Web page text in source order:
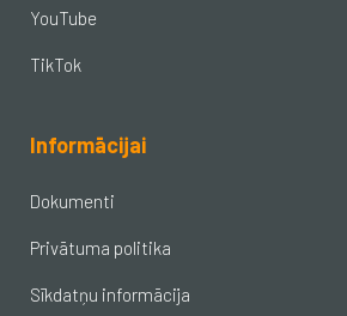
YouTube
TikTok
Informācijai
Dokumenti
Privātuma politika
Sīkdatņu informācija